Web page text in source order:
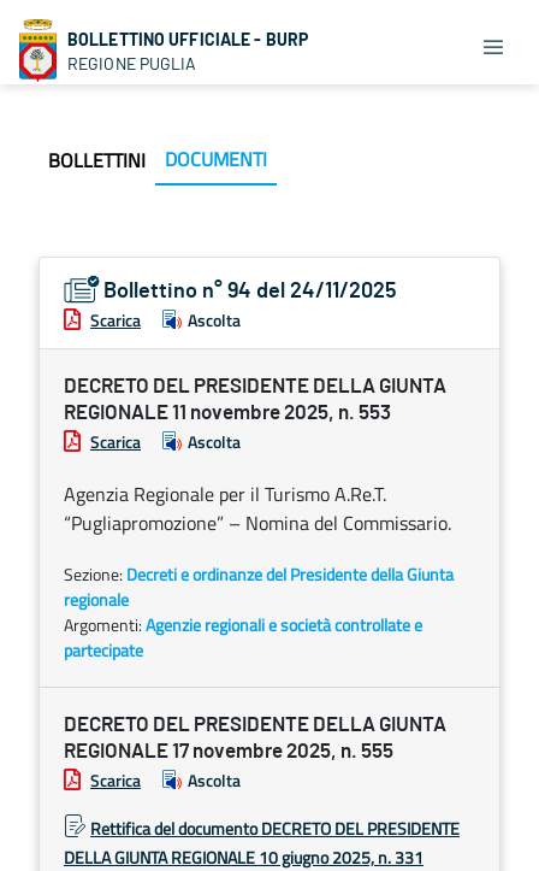
BOLLETTINO UFFICIALE - BURP
REGIONE PUGLIA
BOLLETTINI DOCUMENTI
Bollettino n° 94 del 24/11/2025
Scarica Ascolta
DECRETO DEL PRESIDENTE DELLA GIUNTA
REGIONALE 11 novembre 2025, n. 553
Scarica Ascolta
Agenzia Regionale per il Turismo A.Re.T.
“Pugliapromozione” – Nomina del Commissario.
Sezione: Decreti e ordinanze del Presidente della Giunta
regionale
Argomenti:Agenzie regionali e società controllate e
partecipate
DECRETO DEL PRESIDENTE DELLA GIUNTA
REGIONALE 17 novembre 2025, n. 555
Scarica
Ascolta
Rettifica del documento DECRETO DEL PRESIDENTE
DELLA GIUNTA REGIONALE 10 giugno 2025, n. 331